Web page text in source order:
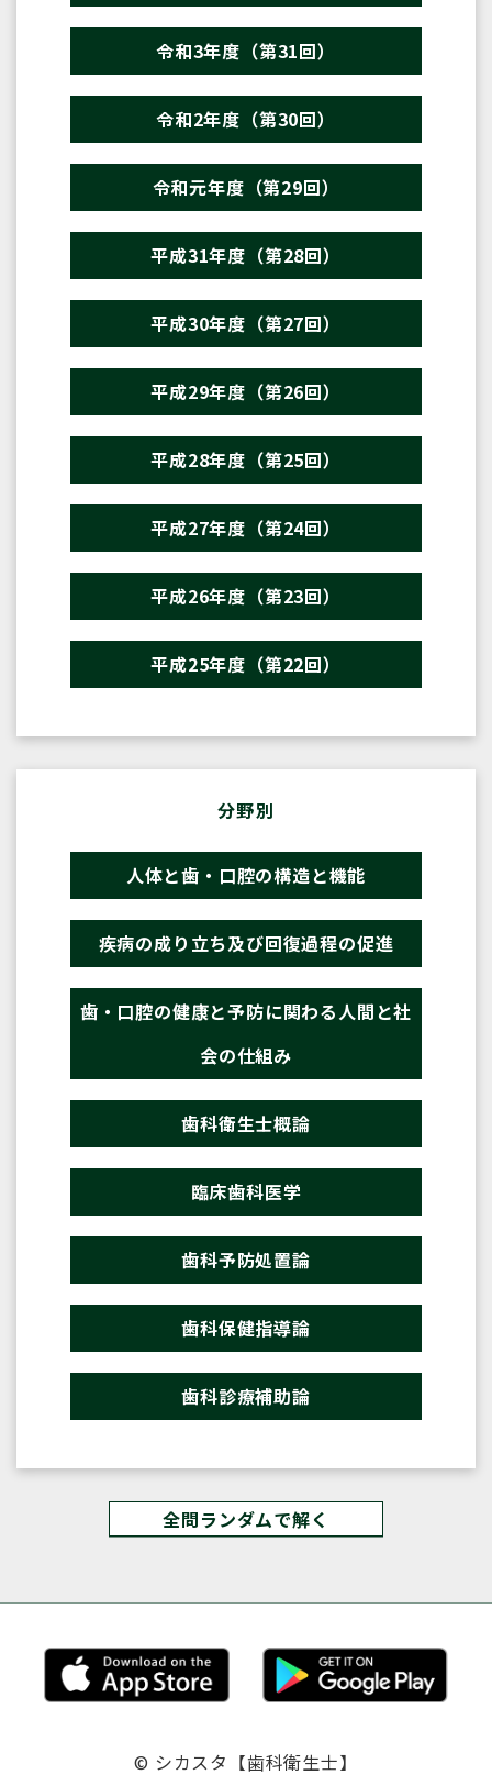
令和3年度（第31回）
令和2年度（第30回）
令和元年度（第29回）
平成31年度（第28回）
平成30年度（第27回）
平成29年度（第26回）
平成28年度（第25回）
平成27年度（第24回）
平成26年度（第23回）
平成25年度（第22回）
分野別
人体と歯・口腔の構造と機能
疾病の成り立ち及び回復過程の促進
歯・口腔の健康と予防に関わる人間と社
会の仕組み
歯科衛生士概論
臨床歯科医学
歯科予防処置論
歯科保健指導論
歯科診療補助論
全問ランダムで解く
© シカスタ【歯科衛生士】